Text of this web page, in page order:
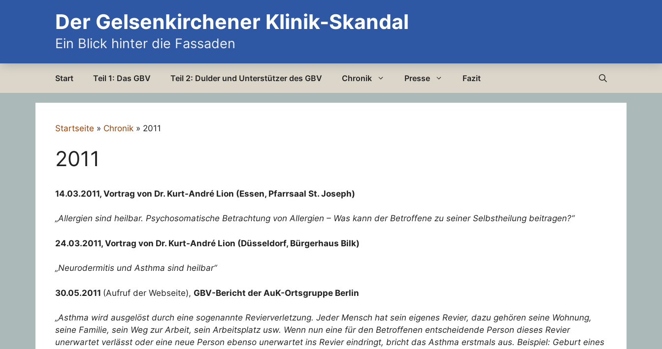
Der Gelsenkirchener Klinik-Skandal
Ein Blick hinter die Fassaden
Start Teil 1: Das GBV Teil 2: Dulder und Unterstützer des GBV Chronik Presse Fazit
Startseite » Chronik » 2011
2011
14.03.2011, Vortrag von Dr. Kurt-André Lion (Essen, Pfarrsaal St. Joseph)
„Allergien sind heilbar. Psychosomatische Betrachtung von Allergien – Was kann der Betroffene zu seiner Selbstheilung beitragen?“
24.03.2011, Vortrag von Dr. Kurt-André Lion (Düsseldorf, Bürgerhaus Bilk)
„Neurodermitis und Asthma sind heilbar“
30.05.2011 (Aufruf der Webseite), GBV-Bericht der AuK-Ortsgruppe Berlin
„Asthma wird ausgelöst durch eine sogenannte Revierverletzung. Jeder Mensch hat sein eigenes Revier, dazu gehören seine Wohnung,
seine Familie, sein Weg zur Arbeit, sein Arbeitsplatz usw. Wenn nun eine für den Betroffenen entscheidende Person dieses Revier
unerwartet verlässt oder eine neue Person ebenso unerwartet ins Revier eindringt, bricht das Asthma erstmals aus. Beispiel: Geburt eines